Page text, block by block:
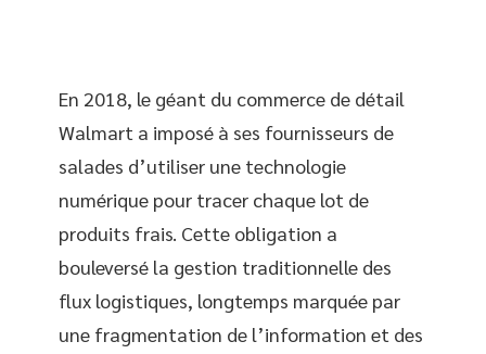
En 2018, le géant du commerce de détail
Walmart a imposé à ses fournisseurs de
salades d’utiliser une technologie
numérique pour tracer chaque lot de
produits frais. Cette obligation a
bouleversé la gestion traditionnelle des
flux logistiques, longtemps marquée par
une fragmentation de l’information et des